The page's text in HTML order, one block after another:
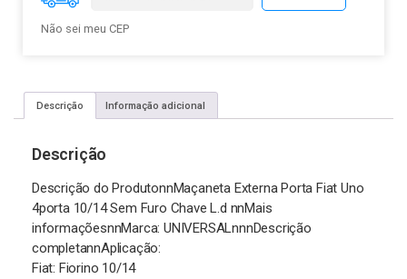
Não sei meu CEP
Descrição Informação adicional
Descrição
Descrição do ProdutonnMaçaneta Externa Porta Fiat Uno
4porta 10/14 Sem Furo Chave L.d nnMais
informaçõesnnMarca: UNIVERSALnnnDescrição
completannAplicação:
Fiat: Fiorino 10/14